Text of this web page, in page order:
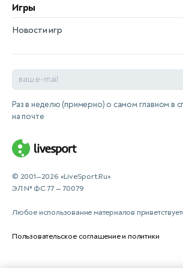
Игры
Новости игр
Раз в неделю (примерно) о самом главном в
на почте
© 2001—2026 «LiveSport.Ru»
ЭЛ № ФС 77 — 70079
Любое использование материалов
Пользовательское соглашение и политики